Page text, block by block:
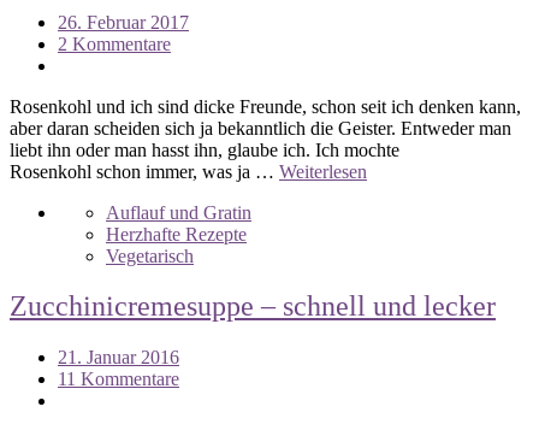
26. Februar 2017
2 Kommentare
Rosenkohl und ich sind dicke Freunde, schon seit ich denken kann,
aber daran scheiden sich ja bekanntlich die Geister. Entweder man
liebt ihn oder man hasst ihn, glaube ich. Ich mochte
Rosenkohl schon immer, was ja … Weiterlesen
Auflauf und Gratin
Herzhafte Rezepte
Vegetarisch
Zucchinicremesuppe – schnell und lecker
21. Januar 2016
11 Kommentare